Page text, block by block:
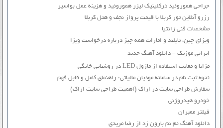
جراحی هموروئید درکلینیک لیزر هموروئید و هزینه عمل بواسیر
رزرو آنلاین تور کربلا با قیمت پرواز نجف و هتل کربلا
مشخصات فنی زانتیا
ویزای چین، تایلند و امارات همه چیز درباره درخواست ویزا
ایرانی موزیک – دانلود آهنگ جدید
مزایا و معایب استفاده از ماژول LED در روشنایی خانگی
نحوه ثبت نام در سامانه مودیان مالیاتی: راهنمای کامل و قابل فهم
سفارش طراحی سایت در اراک (اهمیت طراحی سایت اراک)
خودرو هیدروژنی
فیلتر ممبران
دانلود آهنگ نم نم بارون زد از رضا مریدی